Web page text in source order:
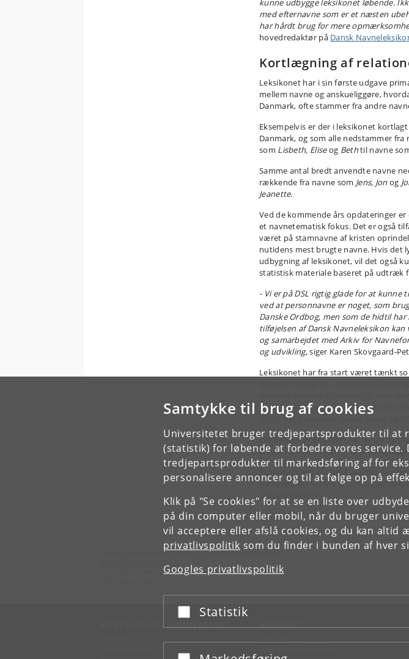
Samtykke til brug af cookies
Universitetet bruger tredjepartsprodukter til at
(statistik) for løbende at forbedre vores
tredjepartsprodukter til markedsføring af for
personalisere annoncer og til at følge op på
Klik på "Se cookies" for at se en liste over
på din computer eller mobil, når du bruger
vil acceptere eller afslå cookies, og du kan altid
privatlivspolitik som du finder i bunden af hver
Googles privatlivspolitik
Acceptér eller afslå
Statistik
kunne udbygge leksikonet løbende.
med efternavne som er et næsten
har hårdt brug for mere
hovedredaktør på Dansk
Kortlægning af
Leksikonet har i sin første udgave
mellem navne og anskueliggøre,
Danmark, ofte stammer fra andre
Eksempelvis er der i leksikonet
Danmark, og som alle nedstammer fra
som Lisbeth, Eliseog Bethtil navne
Samme antal bredt anvendte navne
rækkende fra navne som Jens, Jonog
Jeanette.
Ved de kommende års opdateringer
et navnetematisk fokus. Det er også
været på stamnavne af kristen
nutidens mest brugte navne. Hvis det
udbygning af leksikonet, vil det også
statistisk materiale baseret på udtræk
- Vi er på DSL rigtig glade for at
ved at personnavne er noget, som
Danske Ordbog, men som de hidtil
tilføjelsen af Dansk Navneleksikon
og samarbejdet med Arkiv for
og udvikling,siger Karen Skovgaard-
Leksikonet har fra start været tænkt
Ordbog, der indeholder moderne
der behandler dansk sprog fra
Leksikonet er desuden det første
platform, som resten af DSL's
Første udgave af Dansk
Kællerød, Bo Nissen Knudsen, Michael
(hovedredaktør).
Institut for Nordiske Studier og Sprogvidenskab (NorS)
Emil Holms Kanal 2
KØBENHAVNS UNIVERSITET KONTAKT